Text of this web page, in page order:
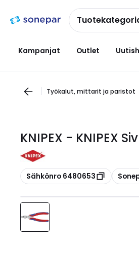
navigointiinsisältöön
Kampanjat Outlet
Työkalut, mittarit ja paristot
KNIPEX - KNIPEX
Kopioi
Sähkönro 6480653 Kopioi